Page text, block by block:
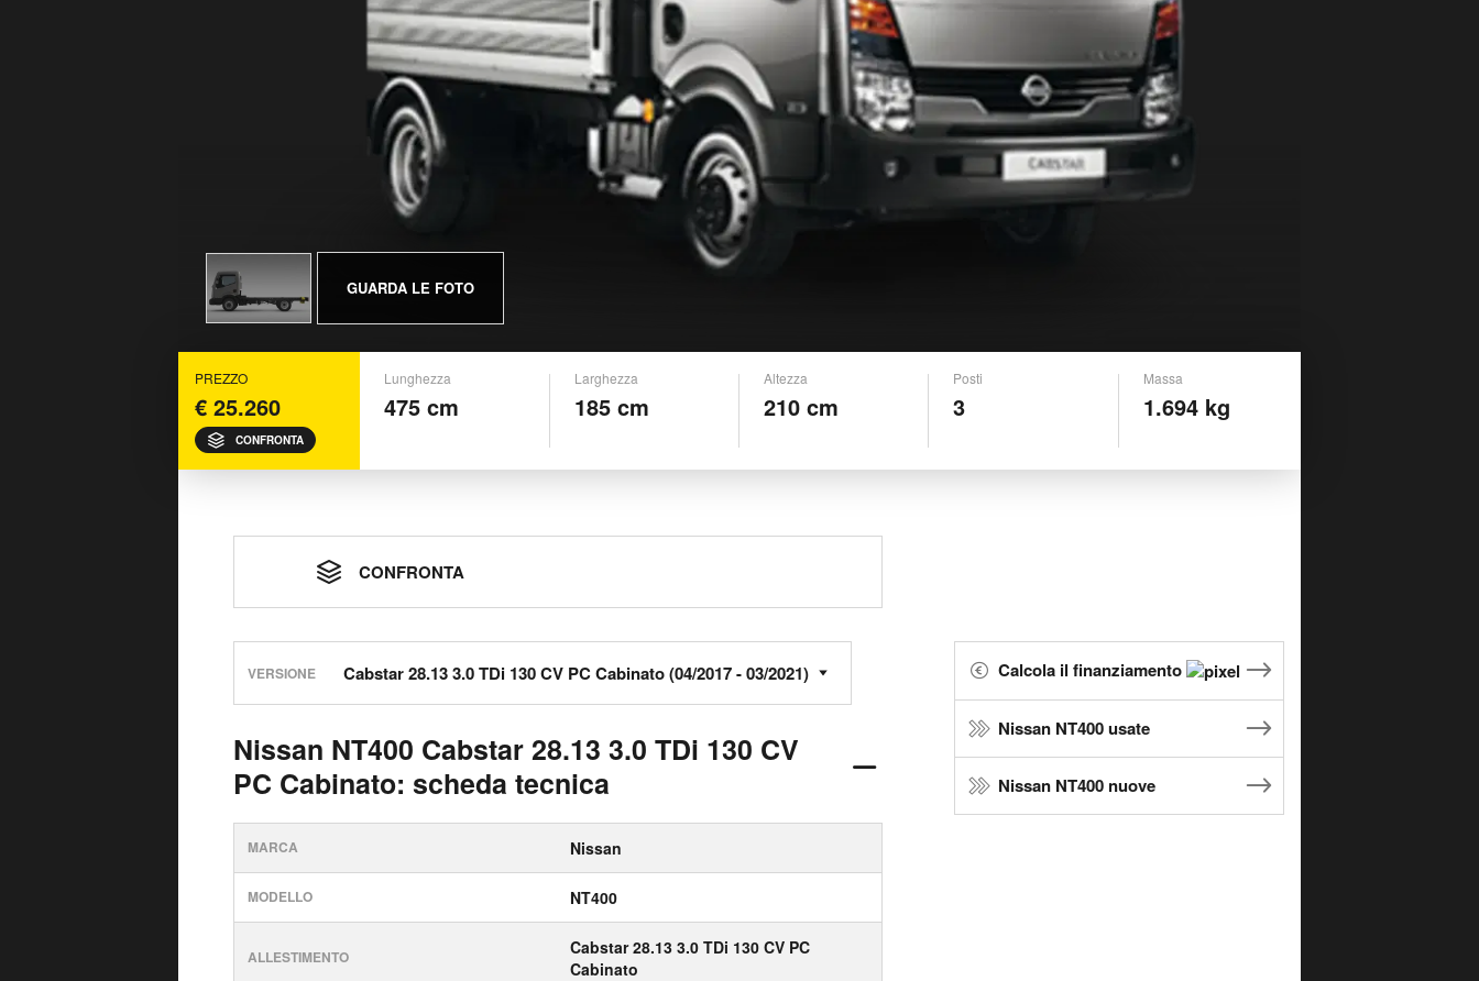
GUARDA LE FOTO
PREZZO
€ 25.260
CONFRONTA
Lunghezza
475 cm
Larghezza
185 cm
Altezza
210 cm
Posti
3
Massa
1.694 kg
CONFRONTA
VERSIONE
Nissan NT400 Cabstar 28.13 3.0 TDi 130 CV
PC Cabinato: scheda tecnica
MARCA Nissan
MODELLO NT400
ALLESTIMENTO
Cabstar 28.13 3.0 TDi 130 CV PC
Cabinato
Calcola il finanziamento
Nissan NT400 usate
Nissan NT400 nuove